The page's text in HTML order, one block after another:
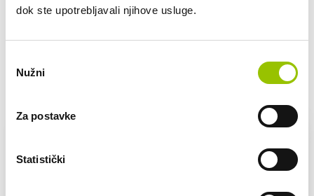
dok ste upotrebljavali njihove usluge.
pristanka
Nužni
Za postavke
Statistički